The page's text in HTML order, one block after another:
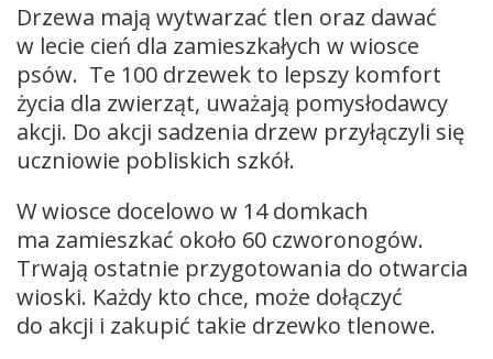
Drzewa mają wytwarzać tlen oraz dawać
w lecie cień dla zamieszkałych w wiosce
psów. Te 100 drzewek to lepszy komfort
życia dla zwierząt, uważają pomysłodawcy
akcji. Do akcji sadzenia drzew przyłączyli się
uczniowie pobliskich szkół.
W wiosce docelowo w 14 domkach
ma zamieszkać około 60 czworonogów.
Trwają ostatnie przygotowania do otwarcia
wioski. Każdy kto chce, może dołączyć
do akcji i zakupić takie drzewko tlenowe.